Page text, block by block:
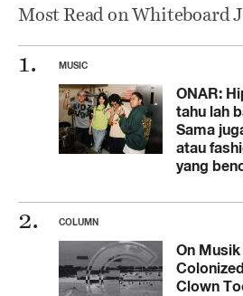
Most Read on Whiteboard
MUSIC
ONAR:
tahu lah
Sama
atau
yang
COLUMN
On
Clown